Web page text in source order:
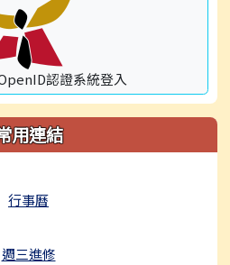
認證系統登入
用連結
行事曆
週三進修